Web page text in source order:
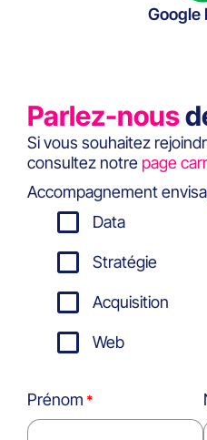
Google
Parlez-nous
Si vous souhaitez
consultez notre page
Accompagnement
Data
Stratégie
Acquisition
Web
Prénom